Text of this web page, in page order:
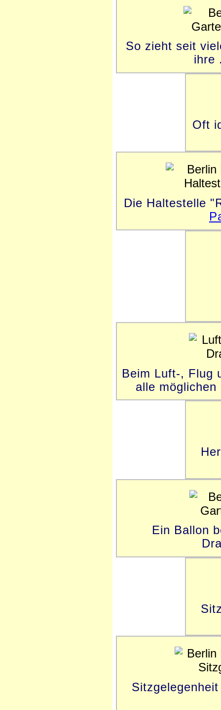
So zieht seit
ihre
Oft
Die Haltestelle
Beim Luft-, Flug
alle
Ein Ballon